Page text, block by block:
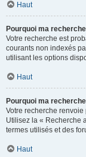
Haut
Pourquoi ma
Votre recherche est
courants non indexés
utilisant les options
Haut
Pourquoi ma
Votre recherche
Utilisez la « Recherche
termes utilisés et des
Haut